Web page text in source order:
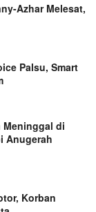
Azhar Melesat,
Palsu, Smart
Meninggal di
Anugerah
Korban